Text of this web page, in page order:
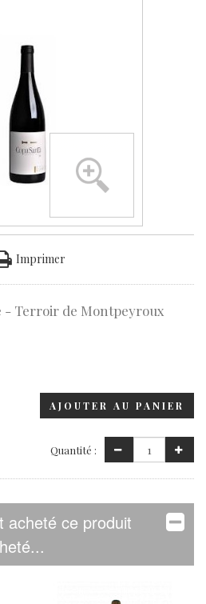
Imprimer
- Terroir de Montpeyroux
AJOUTER AU PANIER
Quantité :
acheté ce produit